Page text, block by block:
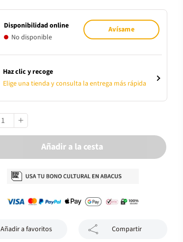
Disponibilidad online
No disponible
Avísame
Haz clic y recoge
Elige una tienda y consulta la entrega más rápida
Añadir a la cesta
Añadir a favoritos Compartir